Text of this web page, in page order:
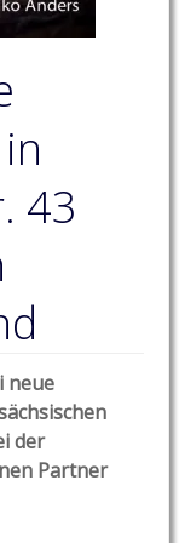
43
neue
der
Partner